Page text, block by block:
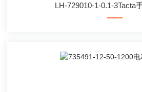
LH-729010-1-0.1-3Tacta